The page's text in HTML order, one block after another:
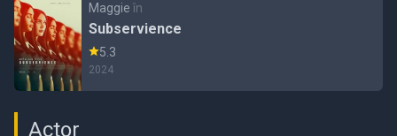
Maggie în
Subservience
5.3
2024
Actor